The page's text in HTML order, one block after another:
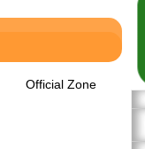
Official Zone